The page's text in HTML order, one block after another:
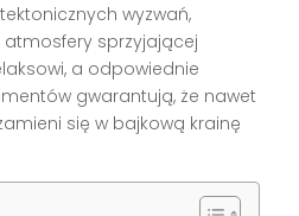
wyzwań,
sprzyjającej
a odpowiednie
gwarantują, że nawet
się w bajkową krainę